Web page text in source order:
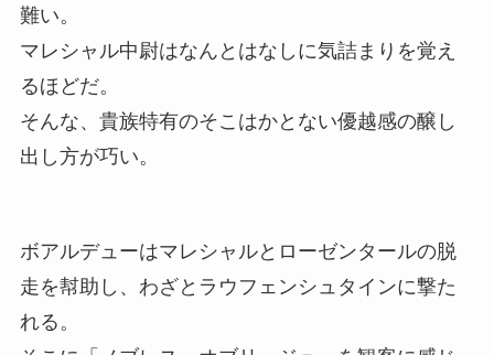
難い。
マレシャル中尉はなんとはなしに気詰まりを覚え
るほどだ。
そんな、貴族特有のそこはかとない優越感の醸し
出し方が巧い。
ボアルデューはマレシャルとローゼンタールの脱
走を幇助し、わざとラウフェンシュタインに撃た
れる。